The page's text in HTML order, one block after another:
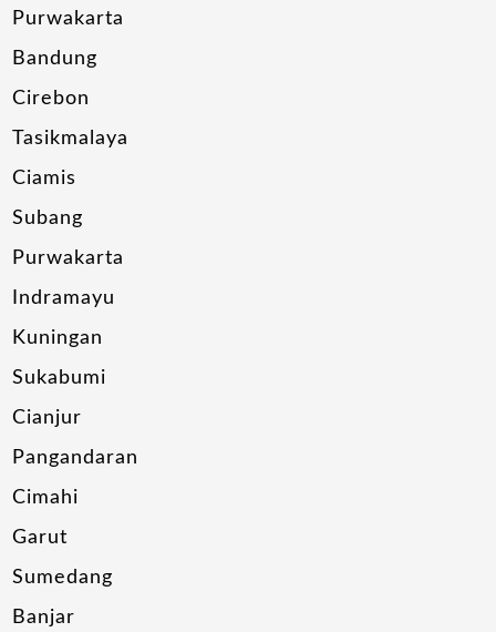
Purwakarta
Bandung
Cirebon
Tasikmalaya
Ciamis
Subang
Purwakarta
Indramayu
Kuningan
Sukabumi
Cianjur
Pangandaran
Cimahi
Garut
Sumedang
Banjar